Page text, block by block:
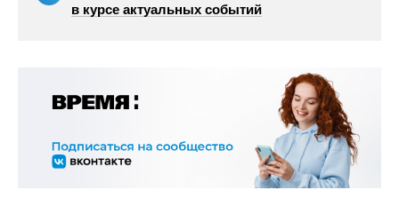
в курсе актуальных событий